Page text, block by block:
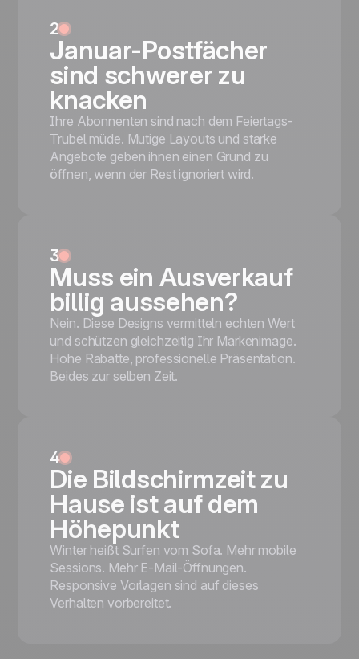
2
Januar-Postfächer
sind schwerer zu
knacken
Ihre Abonnenten sind nach dem Feiertags-
Trubel müde. Mutige Layouts und starke
Angebote geben ihnen einen Grund zu
öffnen, wenn der Rest ignoriert wird.
3
Muss ein Ausverkauf
billig aussehen?
Nein. Diese Designs vermitteln echten Wert
und schützen gleichzeitig Ihr Markenimage.
Hohe Rabatte, professionelle Präsentation.
Beides zur selben Zeit.
4
Die Bildschirmzeit zu
Hause ist auf dem
Höhepunkt
Winter heißt Surfen vom Sofa. Mehr mobile
Sessions. Mehr E-Mail-Öffnungen.
Responsive Vorlagen sind auf dieses
Verhalten vorbereitet.